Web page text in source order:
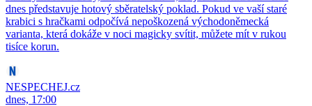
dnes představuje hotový sběratelský poklad. Pokud ve vaší staré
krabici s hračkami odpočívá nepoškozená východoněmecká
varianta, která dokáže v noci magicky svítit, můžete mít v rukou
tisíce korun.
NESPECHEJ.cz
dnes, 17:00